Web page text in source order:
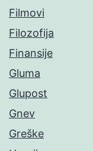
Filmovi
Filozofija
Finansije
Gluma
Glupost
Gnev
Greške